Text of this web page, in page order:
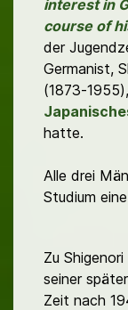
interest in
course of
der
Germanist,
(1873-
hatte.
Alle drei
Studium
Zu
seiner
Zeit nach